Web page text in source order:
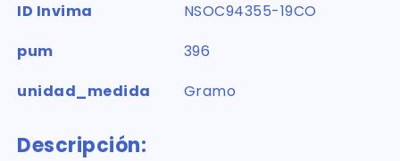
ID Invima
NSOC94355-19CO
pum
396
unidad_medida
Gramo
Descripción: